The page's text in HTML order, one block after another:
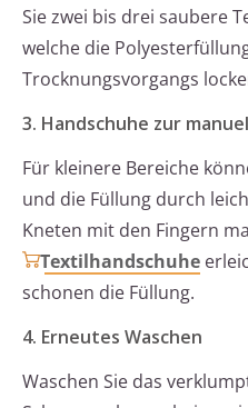
Sie zwei bis drei saubere
welche die
Trocknungsvorgangs
3. Handschuhe zur
Für kleinere Bereiche
und die Füllung durch
Kneten mit den Fingern
Textilhandschuhe
schonen die Füllung.
4. Erneutes Waschen
Waschen Sie das